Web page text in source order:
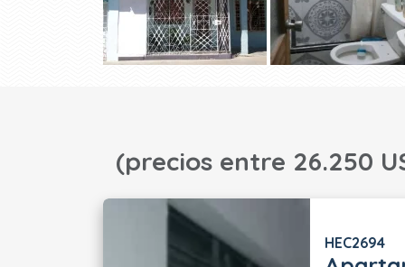
(precios entre 26.250
HEC2694